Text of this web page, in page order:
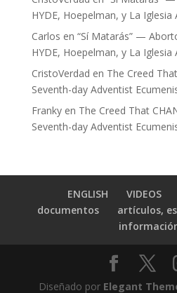
HYDE, Hoepelman, y La Iglesia
Carlos en “Sí Matarás” —
HYDE, Hoepelman, y La Iglesia
CristoVerdad en The Creed
Seventh-day Adventist
Frankyen The Creed That
Seventh-day Adventist
ENGLISH VIDEOS
documentos
artículos,
Diseñado por Elegant